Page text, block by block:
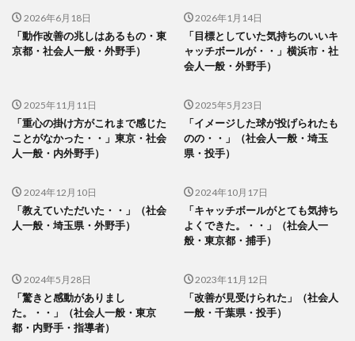
2026年6月18日
「動作改善の兆しはあるもの・東
京都・社会人一般・外野手）
2026年1月14日
「目標としていた気持ちのいいキ
ャッチボールが・・」横浜市・社
会人一般・外野手）
2025年11月11日
「重心の掛け方がこれまで感じた
ことがなかった・・」東京・社会
人一般・内外野手）
2025年5月23日
「イメージした球が投げられたも
のの・・」（社会人一般・埼玉
県・投手）
2024年12月10日
「教えていただいた・・」（社会
人一般・埼玉県・外野手）
2024年10月17日
「キャッチボールがとても気持ち
よくできた。・・」（社会人一
般・東京都・捕手）
2024年5月28日
「驚きと感動がありまし
た。・・」（社会人一般・東京
都・内野手・指導者）
2023年11月12日
「改善が見受けられた」（社会人
一般・千葉県・投手）